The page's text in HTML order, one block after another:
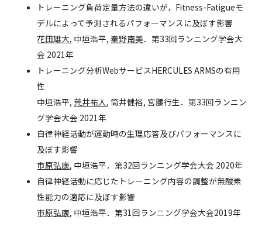
トレーニング負荷定量方法の違いが，Fitness-Fatigueモ
デルによって予測されるパフォーマンスに及ぼす影響
花田雄大, 中垣浩平,秦野南美．第33回ランニング学会大
会 2021年
トレーニング分析WebサービスHERCULES ARMSの有用
性
中垣浩平, 荒井祐人 , 筒井健裕, 宮腰行生．第33回ランニン
グ学会大会 2021年
自律神経活動が運動時の生理応答及びパフォーマンスに
及ぼす影響
市原弘康, 中垣浩平．第32回ランニング学会大会 2020年
自律神経活動に応じたトレーニング内容の調整が無酸素
性能力の適応に及ぼす影響
市原弘康, 中垣浩平．第31回ランニング学会大会2019年